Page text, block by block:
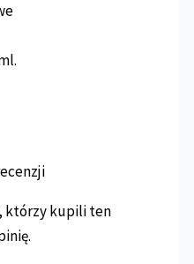
którzy kupili ten